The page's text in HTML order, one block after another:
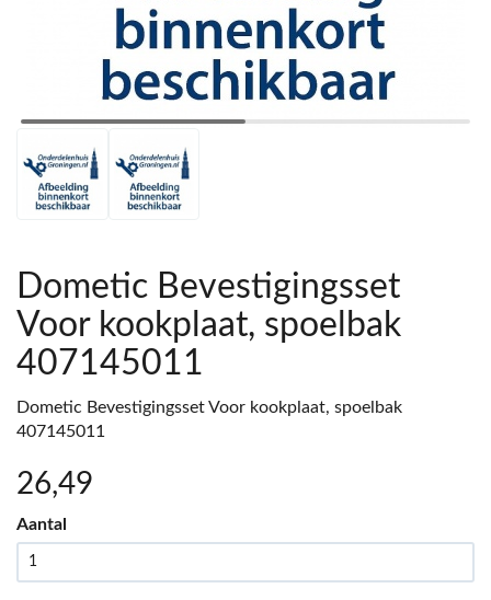
Dometic Bevestigingsset
Voor kookplaat, spoelbak
407145011
Dometic Bevestigingsset Voor kookplaat, spoelbak
407145011
26,49
Aantal